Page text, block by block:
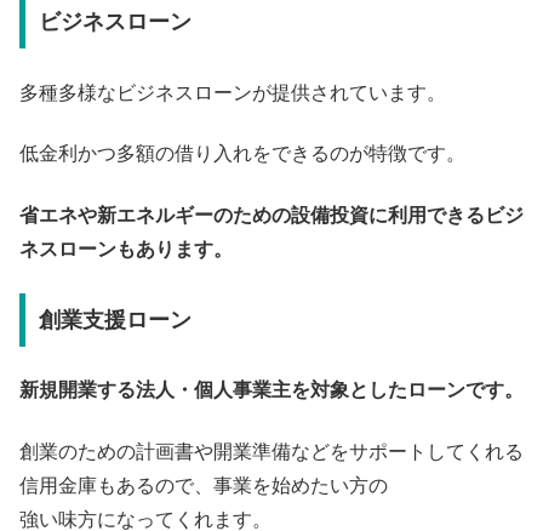
ビジネスローン
多種多様なビジネスローンが提供されています。
低金利かつ多額の借り入れをできるのが特徴です。
省エネや新エネルギーのための設備投資に利用できるビジ
ネスローンもあります。
創業支援ローン
新規開業する法人・個人事業主を対象としたローンです。
創業のための計画書や開業準備などをサポートしてくれる
信用金庫もあるので、事業を始めたい方の
強い味方になってくれます。